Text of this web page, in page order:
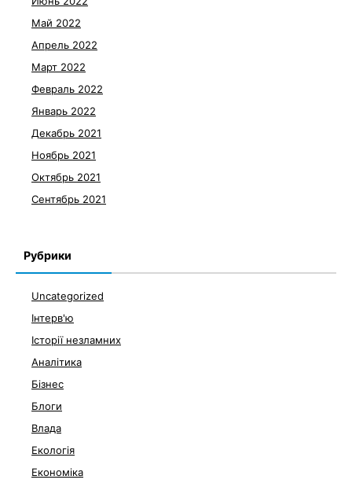
Май 2022
Апрель 2022
Март 2022
Февраль 2022
Январь 2022
Декабрь 2021
Ноябрь 2021
Октябрь 2021
Сентябрь 2021
Рубрики
Uncategorized
Інтерв'ю
Історії незламних
Аналітика
Бізнес
Блоги
Влада
Екологія
Економіка